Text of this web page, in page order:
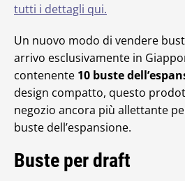
tutti i dettagli qui.
Un nuovo modo di vendere
arrivo esclusivamente in
contenente 10 buste
design compatto, questo
negozio ancora più allettante
buste dell’espansione.
Buste per draft